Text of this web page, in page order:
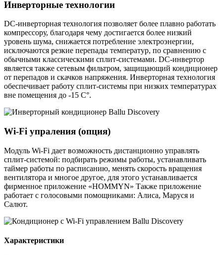
Инверторные технологии
DC-инверторная технология позволяет более плавно работать
компрессору, благодаря чему достигается более низкий
уровень шума, снижается потребление электроэнергии,
исключаются резкие перепады температур, по сравнению с
обычными классическими сплит-системами. DC-инвертор
является также сетевым фильтром, защищающий кондиционер
от перепадов и скачков напряжения. Инверторная технология
обеспечивает работу сплит-системы при низких температурах
вне помещения до -15 С°.
Wi-Fi упраления (опция)
Модуль Wi-Fi дает возможность дистанционно управлять
сплит-системой: подбирать режимы работы, устанавливать
таймер работы по расписанию, менять скорость вращения
вентилятора и многое другое, для этого устанавливается
фирменное приложение «HOMMYN» Также приложение
работает с голосовыми помощниками: Алиса, Маруся и
Салют.
Характеристики